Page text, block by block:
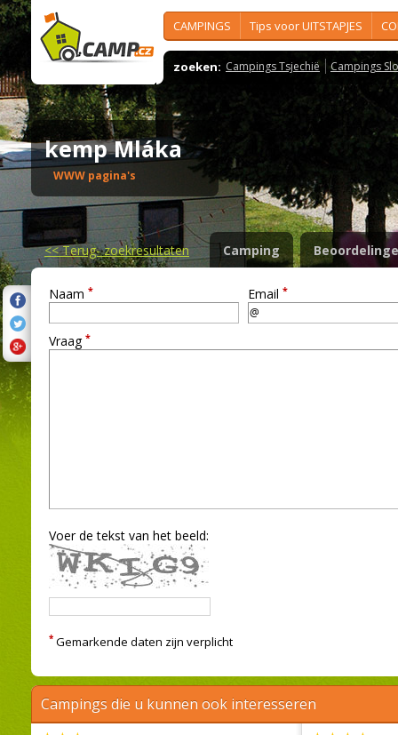
CAMPINGS Tips voor UITSTAPJES
zoeken: Campings Tsjechië Campings
kemp Mláka
WWW pagina's
<<Terug- zoekresultaten Camping
Naam * Email *
Vraag *
Voer de tekst van het beeld:
* Gemarkende daten zijn verplicht
Campings die u kunnen ook interesseren